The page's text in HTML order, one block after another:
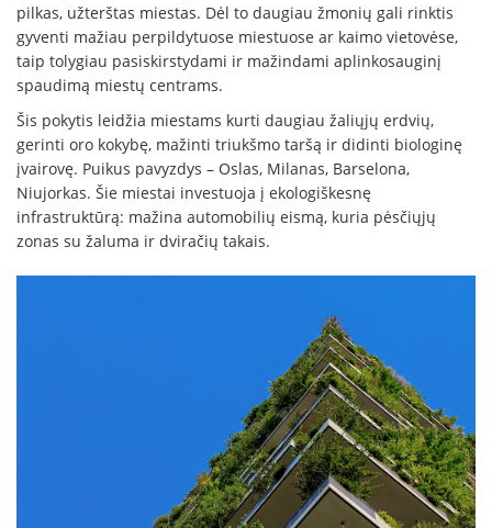
pilkas, užterštas miestas. Dėl to daugiau žmonių gali rinktis
gyventi mažiau perpildytuose miestuose ar kaimo vietovėse,
taip tolygiau pasiskirstydami ir mažindami aplinkosauginį
spaudimą miestų centrams.
Šis pokytis leidžia miestams kurti daugiau žaliųjų erdvių,
gerinti oro kokybę, mažinti triukšmo taršą ir didinti biologinę
įvairovę. Puikus pavyzdys – Oslas, Milanas, Barselona,
Niujorkas. Šie miestai investuoja į ekologiškesnę
infrastruktūrą: mažina automobilių eismą, kuria pėsčiųjų
zonas su žaluma ir dviračių takais.